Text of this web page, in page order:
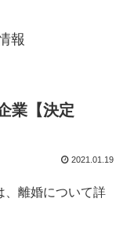
報
業【決定
2021.01.19
、離婚について詳